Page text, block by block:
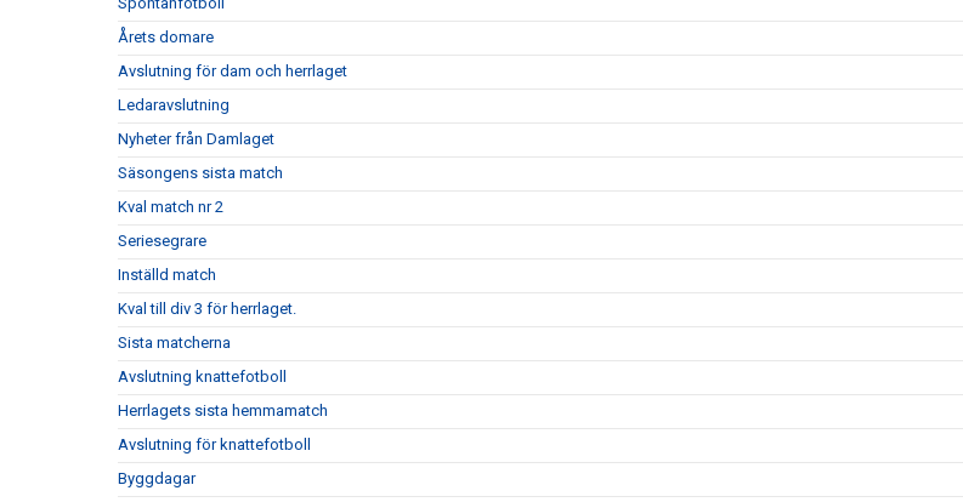
Årets domare
Avslutning för dam och herrlaget
Ledaravslutning
Nyheter från Damlaget
Säsongens sista match
Kval match nr 2
Seriesegrare
Inställd match
Kval till div 3 för herrlaget.
Sista matcherna
Avslutning knattefotboll
Herrlagets sista hemmamatch
Avslutning för knattefotboll
Byggdagar